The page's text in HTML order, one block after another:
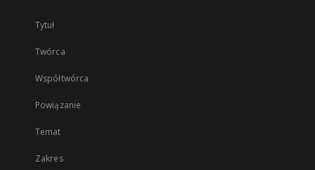
Tytuł
Twórca
Współtwórca
Powiązanie
Temat
Zakres